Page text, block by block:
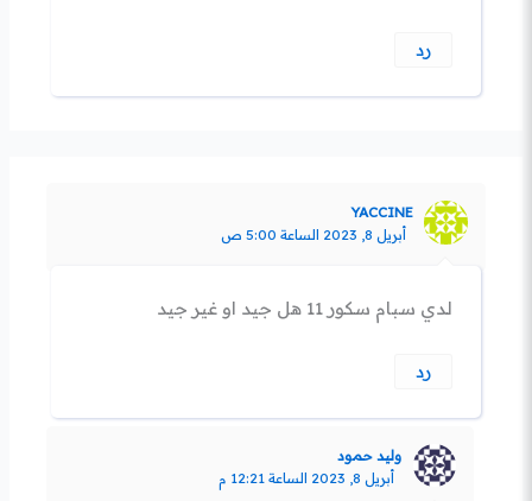
رد
YACCINE
أبريل 8, 2023 الساعة 5:00 ص
لدي سبام سكور 11 هل جيد او غير جيد
رد
وليد حمود
أبريل 8, 2023 الساعة 12:21 م